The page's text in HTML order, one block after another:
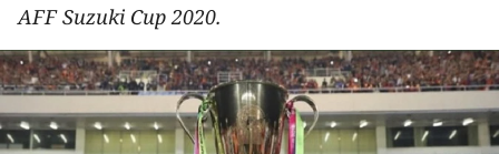
PHÁP LUẬT
DU LỊCH
THẾ GIỚI
AFF Suzuki Cup 2020.